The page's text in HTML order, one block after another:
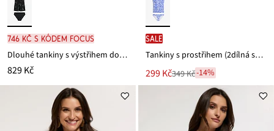
746 Kč s kódem FOCUS
Dlouhé tankiny s výstřihem do V (2dílná souprava)
829 Kč
SALE
Tankiny s prostřihem (2dílná souprava)
Nová
cena
299 Kč
Zlevněno349 Kč-14%